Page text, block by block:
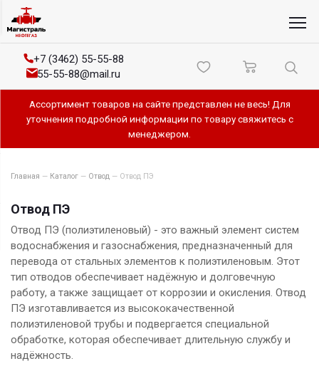
+7 (3462) 55-55-88
55-55-88@mail.ru
Ассортимент товаров на сайте представлен не весь! Для
уточнения подробной информации по товару свяжитесь с
менеджером.
Главная — Каталог — Отвод — Отвод ПЭ
Отвод ПЭ
Отвод ПЭ (полиэтиленовый) - это важный элемент систем
водоснабжения и газоснабжения, предназначенный для
перевода от стальных элементов к полиэтиленовым. Этот
тип отводов обеспечивает надёжную и долговечную
работу, а также защищает от коррозии и окисления. Отвод
ПЭ изготавливается из высококачественной
полиэтиленовой трубы и подвергается специальной
обработке, которая обеспечивает длительную службу и
надёжность.